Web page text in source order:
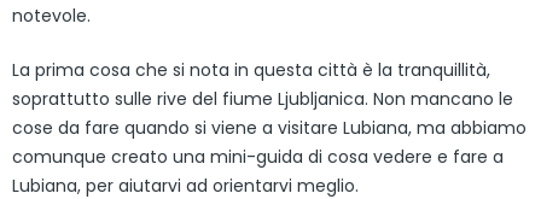
notevole.
La prima cosa che si nota in questa città è la tranquillità,
soprattutto sulle rive del fiume Ljubljanica. Non mancano le
cose da fare quando si viene a visitare Lubiana, ma abbiamo
comunque creato una mini-guida di cosa vedere e fare a
Lubiana, per aiutarvi ad orientarvi meglio.